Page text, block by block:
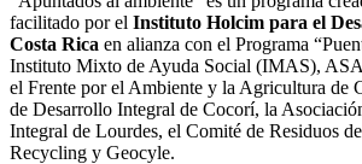
facilitado por el Instituto Holcim para el
Costa Rica en alianza con el Programa
Instituto Mixto de Ayuda Social (IMAS),
el Frente por el Ambiente y la Agricultura de
de Desarrollo Integral de Cocorí, la
Integral de Lourdes, el Comité de Residuos
Recycling y Geocyle.